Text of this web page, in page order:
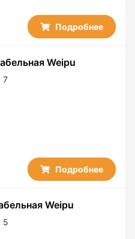
Подробнее
Weipu
7
Подробнее
Weipu
5